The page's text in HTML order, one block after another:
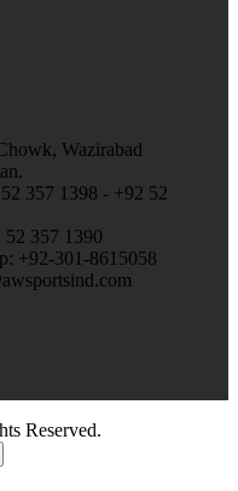
Wazirabad
357 1398 - +92 52
52 357 1390
+92-301-8615058
Reserved.